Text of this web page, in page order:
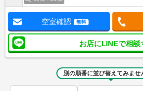
空室確認 無料
お店にLINEで相談
別の順番に並び替えてみませ